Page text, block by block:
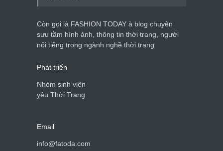
Mẫu áo khoác đẹp cho phụ
nữ 40+
Còn gọi là FASHION TODAY à blog chuyên
sưu tầm hình ảnh, thông tin thời trang, người
nổi tiếng trong ngành nghề thời trang
Phát triển
Nhóm sinh viên
yêu Thời Trang
Email
info@fatoda.com